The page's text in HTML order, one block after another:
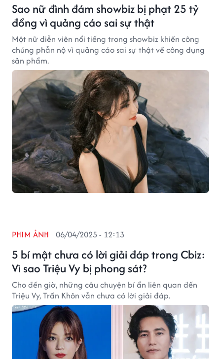
Sao nữ đình đám showbiz bị phạt 25 tỷ
đồng vì quảng cáo sai sự thật
Một nữ diễn viên nổi tiếng trong showbiz khiến công
chúng phẫn nộ vì quảng cáo sai sự thật về công dụng
sản phẩm.
5 bí mật chưa có lời giải đáp trong Cbiz:
Vì sao Triệu Vy bị phong sát?
PHIM ẢNH 06/04/2025 - 12:13
Cho đến giờ, những câu chuyện bí ẩn liên quan đến
Triệu Vy, Trần Khôn vẫn chưa có lời giải đáp.